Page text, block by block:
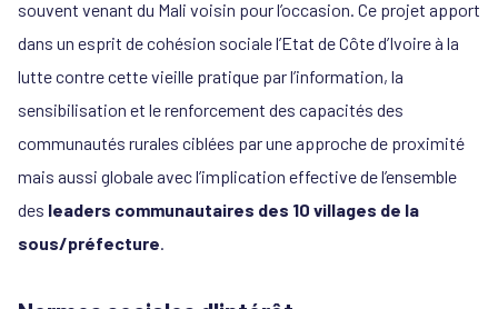
souvent venant du Mali voisin pour l’occasion. Ce projet apport
dans un esprit de cohésion sociale l’Etat de Côte d’Ivoire à la
lutte contre cette vieille pratique par l’information, la
sensibilisation et le renforcement des capacités des
communautés rurales ciblées par une approche de proximité
mais aussi globale avec l’implication effective de l’ensemble
des leaders communautaires des 10 villages de la
sous/préfecture.